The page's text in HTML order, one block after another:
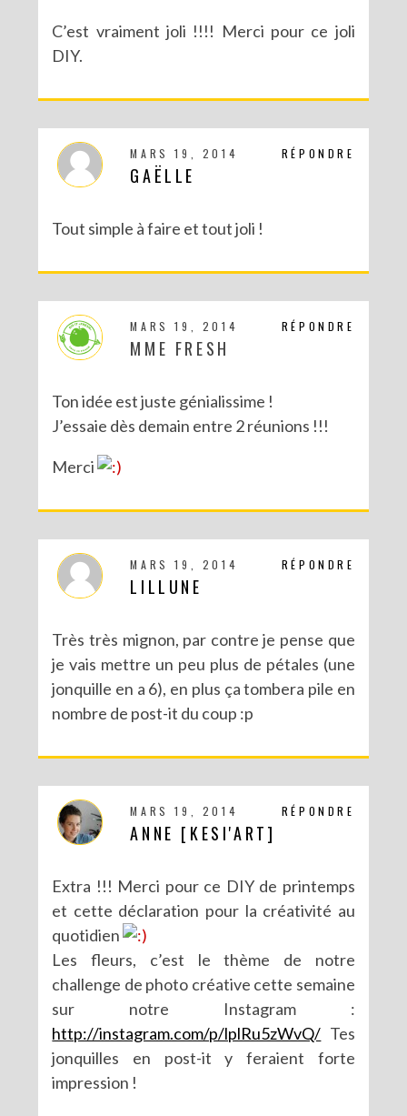
DIY SAINT VALENTIN : UNE CARTE POP-UP QUI BRISE LA GLACE !
DIY – UN CALENDRIER DE L’AVENT TOUT EN IMAGES
DIY CRÉE TON BULLET JOURNAL (AVEC SCAN N CUT)
RECETTES ET CRÉATIONS POUR DES FÊTES RÉUSSIES – CONCOURS
C’est vraiment joli !!!! Merci pour ce joli
DIY.
RÉPONDRE
MARS 19, 2014
GAËLLE
Tout simple à faire et tout joli !
RÉPONDRE
MARS 19, 2014
MME FRESH
Ton idée est juste génialissime !
J’essaie dès demain entre 2 réunions !!!
Merci
RÉPONDRE
MARS 19, 2014
LILLUNE
Très très mignon, par contre je pense que
je vais mettre un peu plus de pétales (une
jonquille en a 6), en plus ça tombera pile en
nombre de post-it du coup :p
RÉPONDRE
MARS 19, 2014
ANNE [KESI'ART]
Extra !!! Merci pour ce DIY de printemps
et cette déclaration pour la créativité au
quotidien
Les fleurs, c’est le thème de notre
challenge de photo créative cette semaine
sur notre Instagram :
http://instagram.com/p/lplRu5zWvQ/ Tes
jonquilles en post-it y feraient forte
impression !